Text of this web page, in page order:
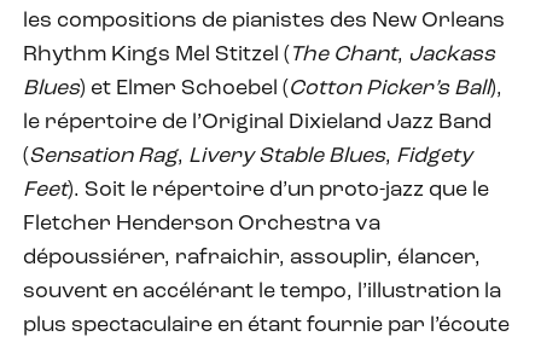
les compositions de pianistes des New Orleans
Rhythm Kings Mel Stitzel ( The Chant, Jackass
Blues) et Elmer Schoebel (Cotton Picker’s Ball),
le répertoire de l’Original Dixieland Jazz Band
(Sensation Rag, Livery Stable Blues, Fidgety
Feet). Soit le répertoire d’un proto-jazz que le
Fletcher Henderson Orchestra va
dépoussiérer, rafraichir, assouplir, élancer,
souvent en accélérant le tempo, l’illustration la
plus spectaculaire en étant fournie par l’écoute